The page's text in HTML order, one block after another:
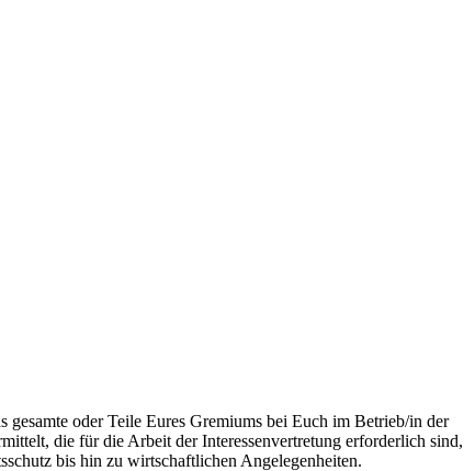
oder Teile Eures Gremiums bei Euch im Betrieb/in der
die für die Arbeit der Interessenvertretung erforderlich sind,
bis hin zu wirtschaftlichen Angelegenheiten.